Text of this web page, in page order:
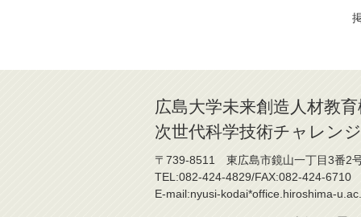
広島大学未来創造人材教
次世代科学技術チャレン
〒739-8511 東広島市鏡山一丁目3番2
TEL:082-424-4829/FAX:082-424-6710
E-mail:nyusi-kodai*office.hiroshima-